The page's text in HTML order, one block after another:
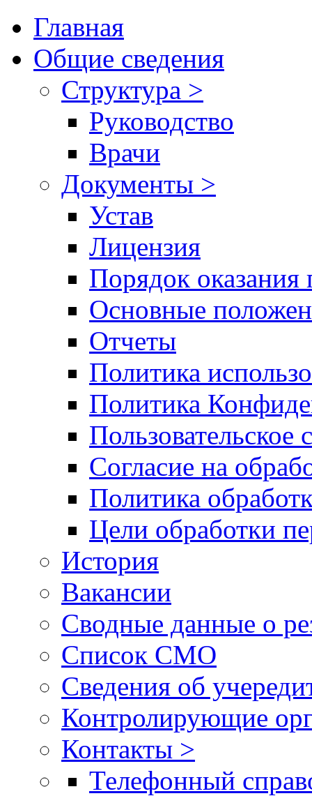
Главная
Общие сведения
Структура >
Руководство
Врачи
Документы >
Устав
Лицензия
Порядок оказания
Основные
Отчеты
Политика
Политика
Пользовательское
Согласие на
Политика
Цели обработки
История
Вакансии
Сводные данные о
Список СМО
Сведения об
Контролирующие
Контакты >
Телефонный